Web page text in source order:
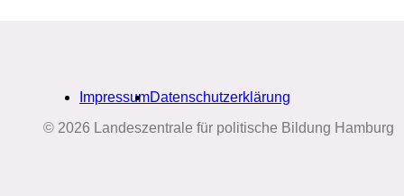
ImpressumDatenschutzerklärung
© 2026 Landeszentrale für politische Bildung Hamburg